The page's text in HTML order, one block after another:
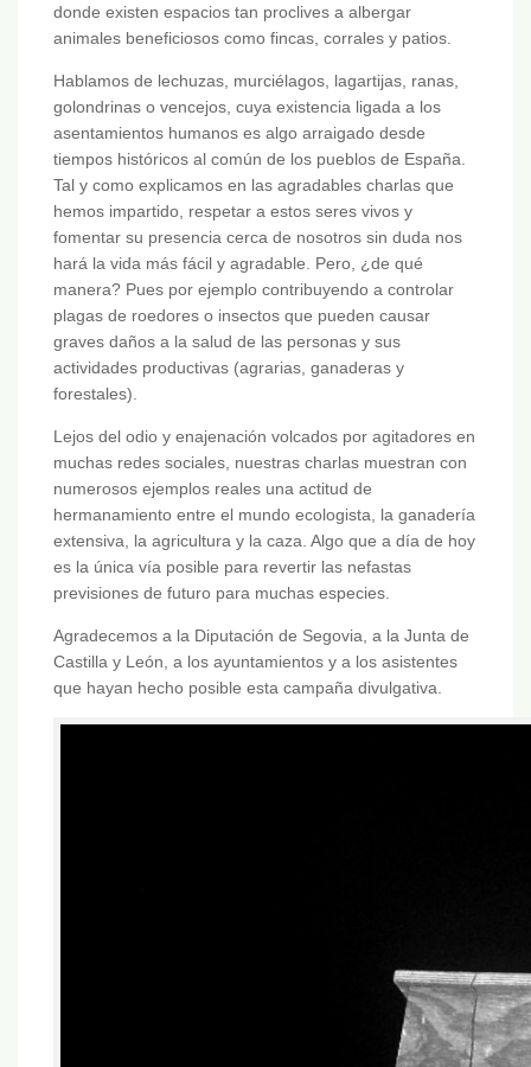
donde existen espacios tan proclives a albergar
animales beneficiosos como fincas, corrales y patios.
Hablamos de lechuzas, murciélagos, lagartijas, ranas,
golondrinas o vencejos, cuya existencia ligada a los
asentamientos humanos es algo arraigado desde
tiempos históricos al común de los pueblos de España.
Tal y como explicamos en las agradables charlas que
hemos impartido, respetar a estos seres vivos y
fomentar su presencia cerca de nosotros sin duda nos
hará la vida más fácil y agradable. Pero, ¿de qué
manera? Pues por ejemplo contribuyendo a controlar
plagas de roedores o insectos que pueden causar
graves daños a la salud de las personas y sus
actividades productivas (agrarias, ganaderas y
forestales).
Lejos del odio y enajenación volcados por agitadores en
muchas redes sociales, nuestras charlas muestran con
numerosos ejemplos reales una actitud de
hermanamiento entre el mundo ecologista, la ganadería
extensiva, la agricultura y la caza. Algo que a día de hoy
es la única vía posible para revertir las nefastas
previsiones de futuro para muchas especies.
Agradecemos a la Diputación de Segovia, a la Junta de
Castilla y León, a los ayuntamientos y a los asistentes
que hayan hecho posible esta campaña divulgativa.